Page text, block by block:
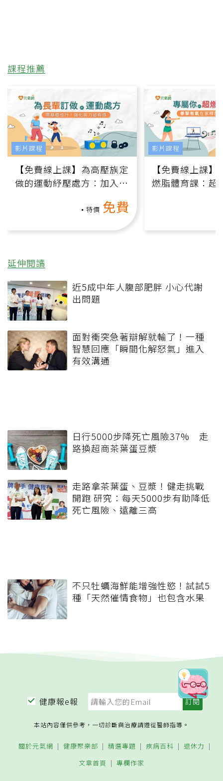
課程推薦
【免費線上課】為高壓族定
做的運動紓壓處方：加入行
特價 免費
影片課程
【免費線上課
燃脂體育課：超
影片課程
延伸閱讀
近5成中年人腹部肥胖 小心代謝
出問題
面對衝突急著辯解就輸了！一種
智慧回應「瞬間化解怒氣」進入
有效溝通
日行5000步降死亡風險37% 走
路換超商茶葉蛋豆漿
走路拿茶葉蛋、豆漿！健走挑戰
開跑 研究：每天5000步有助降低
死亡風險、遠離三高
不只牡蠣海鮮能增強性慾！試試5
種「天然催情食物」也包含水果
健康報e報
本站內容僅供參考，一切診斷與治療請遵從醫師指導。
關於元氣網 健康聚樂部 精選專題 疾病百科
退休力
文章首頁
專欄作家